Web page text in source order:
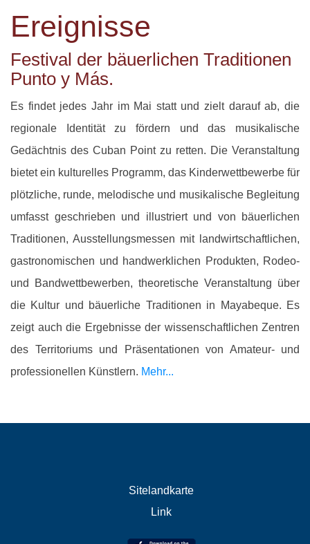
Ereignisse
Festival der bäuerlichen Traditionen
Punto y Más.
Es findet jedes Jahr im Mai statt und zielt darauf ab, die
regionale Identität zu fördern und das musikalische
Gedächtnis des Cuban Point zu retten. Die Veranstaltung
bietet ein kulturelles Programm, das Kinderwettbewerbe für
plötzliche, runde, melodische und musikalische Begleitung
umfasst geschrieben und illustriert und von bäuerlichen
Traditionen, Ausstellungsmessen mit landwirtschaftlichen,
gastronomischen und handwerklichen Produkten, Rodeo-
und Bandwettbewerben, theoretische Veranstaltung über
die Kultur und bäuerliche Traditionen in Mayabeque. Es
zeigt auch die Ergebnisse der wissenschaftlichen Zentren
des Territoriums und Präsentationen von Amateur- und
professionellen Künstlern. Mehr...
Sitelandkarte
Link